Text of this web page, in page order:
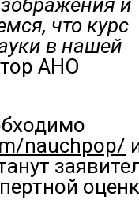
и
что курс
в нашей
АНО
nauchpop/